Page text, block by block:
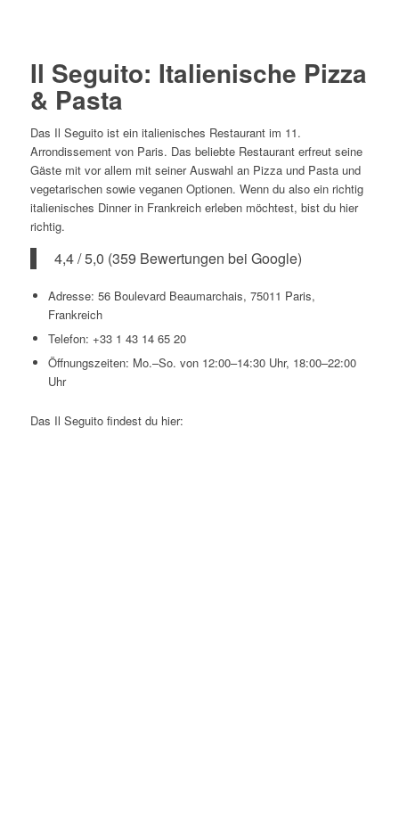
Il Seguito: Italienische Pizza
& Pasta
Das Il Seguito ist ein italienisches Restaurant im 11.
Arrondissement von Paris. Das beliebte Restaurant erfreut seine
Gäste mit vor allem mit seiner Auswahl an Pizza und Pasta und
vegetarischen sowie veganen Optionen. Wenn du also ein richtig
italienisches Dinner in Frankreich erleben möchtest, bist du hier
richtig.
4,4 / 5,0 (359 Bewertungen bei Google)
Adresse: 56 Boulevard Beaumarchais, 75011 Paris,
Frankreich
Telefon: +33 1 43 14 65 20
Öffnungszeiten: Mo.–So. von 12:00–14:30 Uhr, 18:00–22:00
Uhr
Das Il Seguito findest du hier: